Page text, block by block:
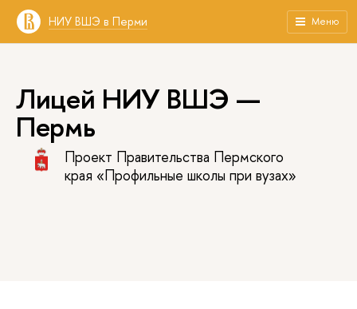
НИУ ВШЭ в Перми Меню
Лицей НИУ ВШЭ —
Пермь
Проект Правительства Пермского
края «Профильные школы при вузах»